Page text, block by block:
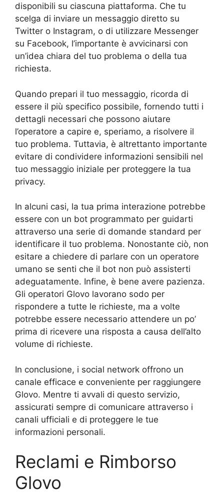
disponibili su ciascuna piattaforma. Che tu
scelga di inviare un messaggio diretto su
Twitter o Instagram, o di utilizzare Messenger
su Facebook, l’importante è avvicinarsi con
un’idea chiara del tuo problema o della tua
richiesta.
Quando prepari il tuo messaggio, ricorda di
essere il più specifico possibile, fornendo tutti i
dettagli necessari che possono aiutare
l’operatore a capire e, speriamo, a risolvere il
tuo problema. Tuttavia, è altrettanto importante
evitare di condividere informazioni sensibili nel
tuo messaggio iniziale per proteggere la tua
privacy.
In alcuni casi, la tua prima interazione potrebbe
essere con un bot programmato per guidarti
attraverso una serie di domande standard per
identificare il tuo problema. Nonostante ciò, non
esitare a chiedere di parlare con un operatore
umano se senti che il bot non può assisterti
adeguatamente. Infine, è bene avere pazienza.
Gli operatori Glovo lavorano sodo per
rispondere a tutte le richieste, ma a volte
potrebbe essere necessario attendere un po’
prima di ricevere una risposta a causa dell’alto
volume di richieste.
In conclusione, i social network offrono un
canale efficace e conveniente per raggiungere
Glovo. Mentre ti avvali di questo servizio,
assicurati sempre di comunicare attraverso i
canali ufficiali e di proteggere le tue
informazioni personali.
Reclami e Rimborso
Glovo